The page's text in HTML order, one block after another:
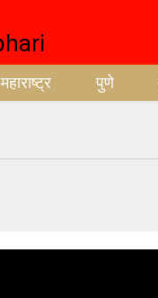
महाराष्ट्र पुणे